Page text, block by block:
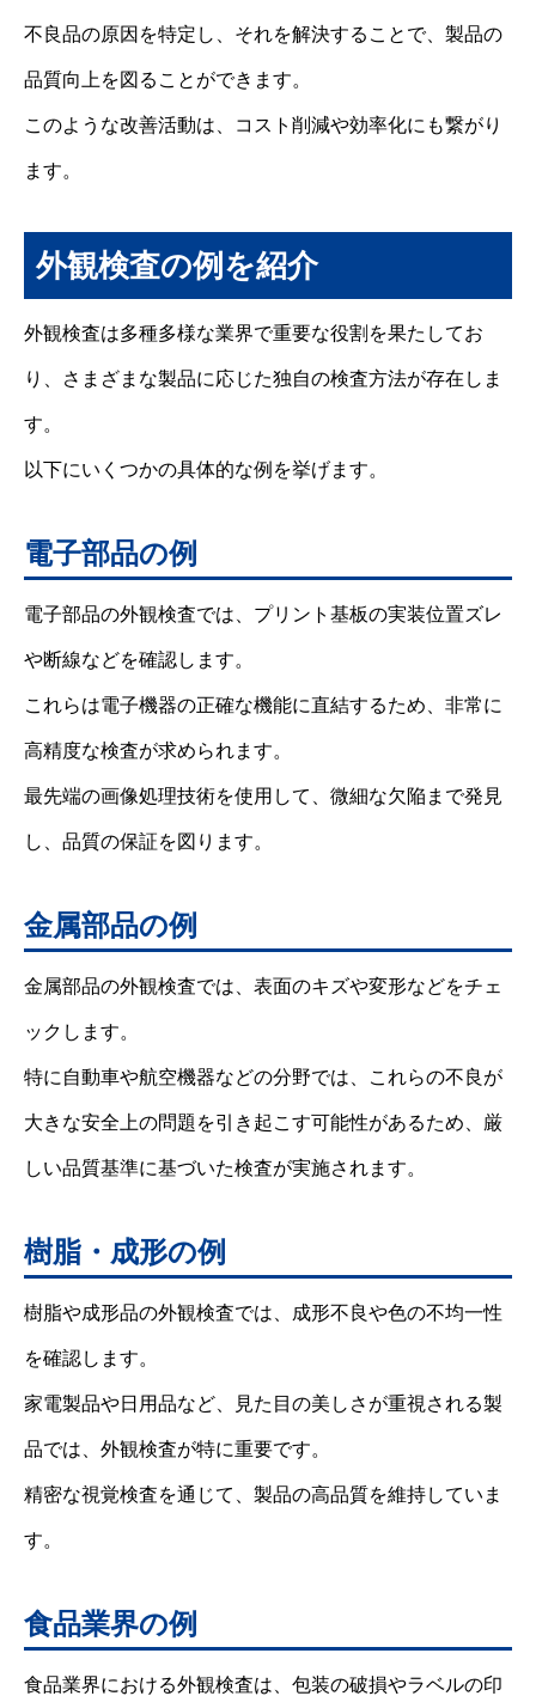
不良品の原因を特定し、それを解決することで、製品の
品質向上を図ることができます。
このような改善活動は、コスト削減や効率化にも繋がり
ます。
外観検査の例を紹介
外観検査は多種多様な業界で重要な役割を果たしてお
り、さまざまな製品に応じた独自の検査方法が存在しま
す。
以下にいくつかの具体的な例を挙げます。
電子部品の例
電子部品の外観検査では、プリント基板の実装位置ズレ
や断線などを確認します。
これらは電子機器の正確な機能に直結するため、非常に
高精度な検査が求められます。
最先端の画像処理技術を使用して、微細な欠陥まで発見
し、品質の保証を図ります。
金属部品の例
金属部品の外観検査では、表面のキズや変形などをチェ
ックします。
特に自動車や航空機器などの分野では、これらの不良が
大きな安全上の問題を引き起こす可能性があるため、厳
しい品質基準に基づいた検査が実施されます。
樹脂・成形の例
樹脂や成形品の外観検査では、成形不良や色の不均一性
を確認します。
家電製品や日用品など、見た目の美しさが重視される製
品では、外観検査が特に重要です。
精密な視覚検査を通じて、製品の高品質を維持していま
す。
食品業界の例
食品業界における外観検査は、包装の破損やラベルの印